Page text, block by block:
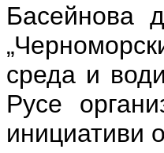
Басейнова
среда и
Русе
инициативи